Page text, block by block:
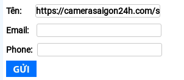
Tên:
Email:
Phone: